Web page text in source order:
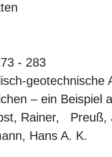
- 283
geotechnische
– ein Beispiel
Rainer,
Hans A. K.